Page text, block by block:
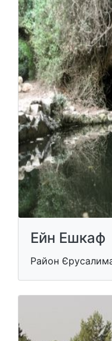
Ейн Ешкаф
Район